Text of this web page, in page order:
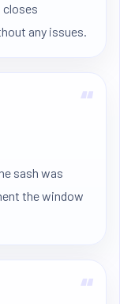
closes
any issues.
“
sash was
the window
“